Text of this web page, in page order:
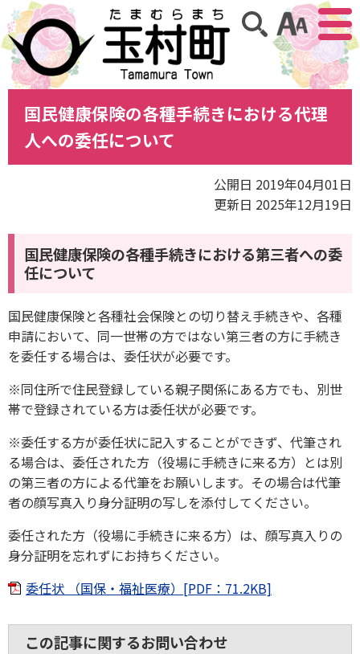
アクセ
サイト内検索
国民健康保険の各種手続きにおける代理
人への委任について
公開日 2019年04月01日
更新日 2025年12月19日
国民健康保険の各種手続きにおける第三者への委
任について
国民健康保険と各種社会保険との切り替え手続きや、各種
申請において、同一世帯の方ではない第三者の方に手続き
を委任する場合は、委任状が必要です。
※同住所で住民登録している親子関係にある方でも、別世
帯で登録されている方は委任状が必要です。
※委任する方が委任状に記入することができず、代筆され
る場合は、委任された方（役場に手続きに来る方）とは別
の第三者の方による代筆をお願いします。その場合は代筆
者の顔写真入り身分証明の写しを添付してください。
委任された方（役場に手続きに来る方）は、顔写真入りの
身分証明を忘れずにお持ちください。
委任状 （国保・福祉医療）[PDF：71.2KB]
この記事に関するお問い合わせ